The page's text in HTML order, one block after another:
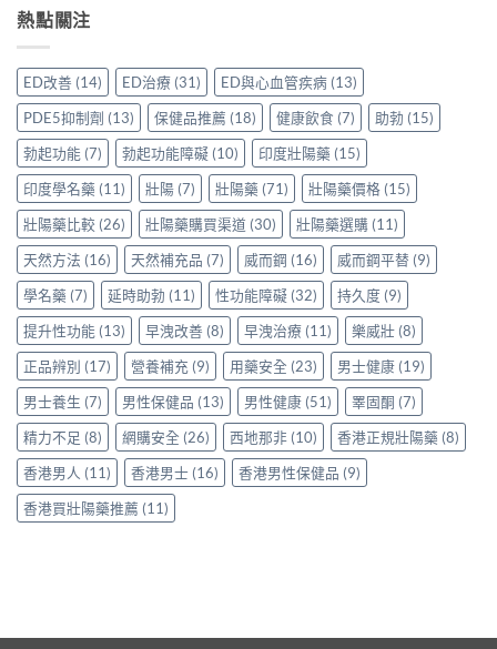
真
實
用
心
得〉
中
鑽〉
港
親
身
分
享
正
貨
渠
道
與
選
購
指
南〉
中
香
家
親
身
服
用
Levitra
的
真
實
分
享〉
中
鋼
50mg
格
要
多
少
才
合
理？
香
港
正
貨
參
考
價
與
選
購
貼
士
一
次
看
清〉
中
熱點關注
ED改善 (14) ED治療 (31) ED與心血管疾病 (13)
PDE5抑制劑 (13) 保健品推薦 (18) 健康飲食 (7) 助勃 (15)
勃起功能 (7) 勃起功能障礙 (10) 印度壯陽藥 (15)
印度學名藥 (11) 壯陽 (7) 壯陽藥 (71) 壯陽藥價格 (15)
壯陽藥比較 (26) 壯陽藥購買渠道 (30) 壯陽藥選購 (11)
天然方法 (16) 天然補充品 (7) 威而鋼 (16) 威而鋼平替 (9)
學名藥 (7) 延時助勃 (11) 性功能障礙 (32) 持久度 (9)
提升性功能 (13) 早洩改善 (8) 早洩治療 (11) 樂威壯 (8)
正品辨別 (17) 營養補充 (9) 用藥安全 (23) 男士健康 (19)
男士養生 (7) 男性保健品 (13) 男性健康 (51) 睪固酮 (7)
精力不足 (8) 網購安全 (26) 西地那非 (10) 香港正規壯陽藥 (8)
香港男人 (11) 香港男士 (16) 香港男性保健品 (9)
香港買壯陽藥推薦 (11)